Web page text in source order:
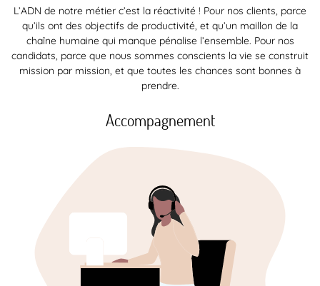
L’ADN de notre métier c’est la réactivité ! Pour nos clients, parce
qu’ils ont des objectifs de productivité, et qu’un maillon de la
chaîne humaine qui manque pénalise l’ensemble. Pour nos
candidats, parce que nous sommes conscients la vie se construit
mission par mission, et que toutes les chances sont bonnes à
prendre.
Accompagnement